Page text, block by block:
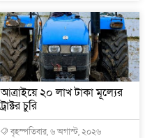
আত্রাইয়ে ২০ লাখ টাকা মূল্যের
ট্রাক্টর চুরি
বৃহস্পতিবার, ৬ অগাস্ট, ২০২৬